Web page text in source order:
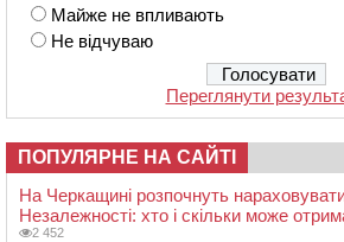
Майже не впливають
Не відчуваю
Переглянути
ПОПУЛЯРНЕ НА САЙТІ
На Черкащині розпочнуть
Незалежності: хто і скільки може
2 452